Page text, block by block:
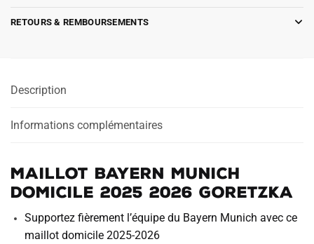
RETOURS & REMBOURSEMENTS
Description
Informations complémentaires
Maillot Bayern Munich
Domicile 2025 2026 Goretzka
Supportez fièrement l’équipe du Bayern Munich avec ce
maillot domicile 2025-2026